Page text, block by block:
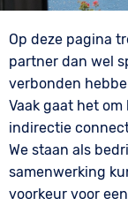
Op deze pagina
partner dan wel
verbonden
Vaak gaat het
indirectie
We staan als
samenwerking
voorkeur voor